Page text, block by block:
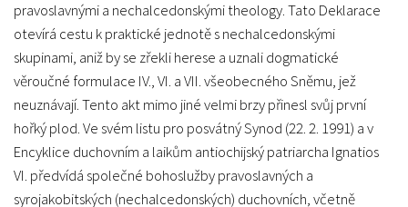
pravoslavnými a nechalcedonskými theology. Tato Deklarace
otevírá cestu k praktické jednotě s nechalcedonskými
skupinami, aniž by se zřekli herese a uznali dogmatické
věroučné formulace IV., VI. a VII. všeobecného Sněmu, jež
neuznávají. Tento akt mimo jiné velmi brzy přinesl svůj první
hořký plod. Ve svém listu pro posvátný Synod (22. 2. 1991) a v
Encyklice duchovním a laikům antiochijský patriarcha Ignatios
VI. předvídá společné bohoslužby pravoslavných a
syrojakobitských (nechalcedonských) duchovních, včetně